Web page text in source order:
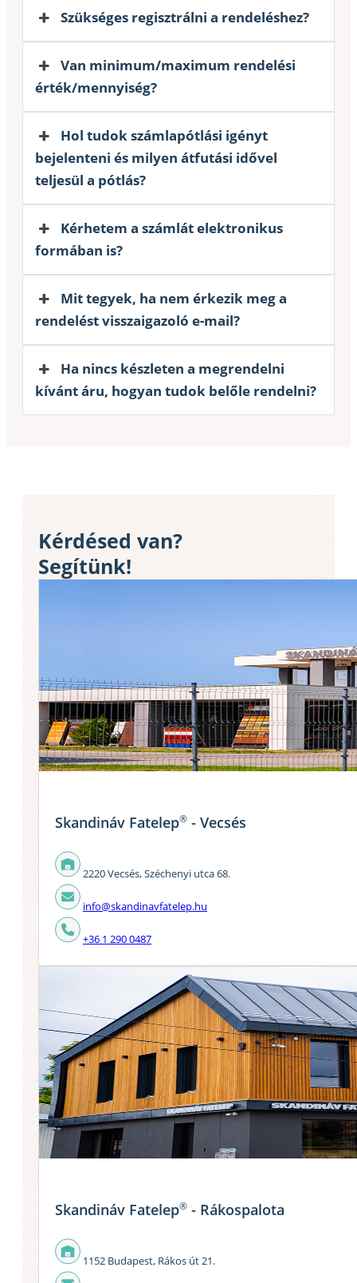
Szükséges regisztrálni a rendeléshez?
Van minimum/maximum rendelési
érték/mennyiség?
Hol tudok számlapótlási igényt
bejelenteni és milyen átfutási idővel
teljesül a pótlás?
Kérhetem a számlát elektronikus
formában is?
Mit tegyek, ha nem érkezik meg a
rendelést visszaigazoló e-mail?
Ha nincs készleten a megrendelni
kívánt áru, hogyan tudok belőle rendelni?
Kérdésed van?
Segítünk!
Skandináv Fatelep® - Vecsés
2220 Vecsés, Széchenyi utca 68.
info@skandinavfatelep.hu
+36 1 290 0487
Skandináv Fatelep® - Rákospalota
1152 Budapest, Rákos út 21.